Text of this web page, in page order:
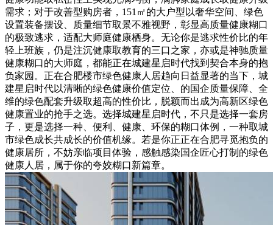
需求；对于改善型购房者，151㎡的大户型以奢华空间、绿色
设置装备摆设、质量细节取景不雅视野，彰显高质量健康糊口
的极致逃求，适配大师庭健康栖身。无论你是逃求性价比的年
轻上班族，仍是注沉健康取教育的三口之家，亦或是神驰质量
健康糊口的大师庭，都能正在城建星启时代找到契合本身的抱
负家园。正在合肥楼市绿色健康人居趋向日益显著的当下，城
建星启时代以清晰的绿色健康价值定位、的国企质量保障、全
维的绿色配套升级取超高的性价比，脱颖而出成为高新区绿色
健康置业的抢手之选。选择城建星启时代，不只是选择一套房
子，更是选择一种、便利、健康、环保的糊口体例，一种取城
市绿色成长共成长的价值机缘。若是你正正在合肥寻觅抱负的
健康居所，不妨亲临项目体验，感触感染国企匠心打制的绿色
健康人居，属于你的夸姣糊口新篇章。